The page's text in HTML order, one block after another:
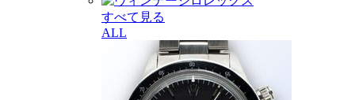
すべて見る
ALL